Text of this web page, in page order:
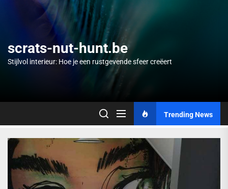
scrats-nut-hunt.be
Stijlvol interieur: Hoe je een rustgevende sfeer creëert
Trending News